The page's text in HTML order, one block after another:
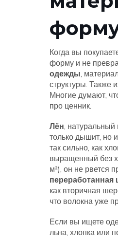
Когда вы
форму и не
одежды,
структуры. Также
Многие думают,
про ценник.
Лён, натуральный
только дышит, но
так сильно, как
выращенный без
м²), он не рвется
переработанная
как вторичная
что волокна уже
Если вы ищете
льна, хлопка или